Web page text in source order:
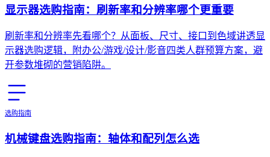
显示器选购指南：刷新率和分辨率哪个更重要
刷新率和分辨率先看哪个？从面板、尺寸、接口到色域讲透显
示器选购逻辑，附办公/游戏/设计/影音四类人群预算方案，避
开参数堆砌的营销陷阱。
选购指南
机械键盘选购指南：轴体和配列怎么选